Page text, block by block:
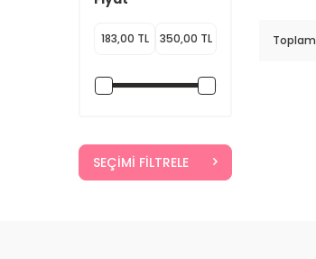
SEÇIMI FILTRELE
Toplam